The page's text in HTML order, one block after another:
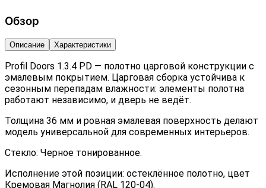
Обзор
Описание Характеристики
Profil Doors 1.3.4 PD — полотно царговой конструкции с
эмалевым покрытием. Царговая сборка устойчива к
сезонным перепадам влажности: элементы полотна
работают независимо, и дверь не ведёт.
Толщина 36 мм и ровная эмалевая поверхность делают
модель универсальной для современных интерьеров.
Стекло: Черное тонированное.
Исполнение этой позиции: остеклённое полотно, цвет
Кремовая Магнолия (RAL 120-04).